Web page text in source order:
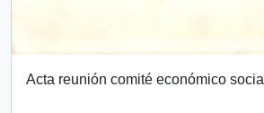
Acta reunión comité económico social